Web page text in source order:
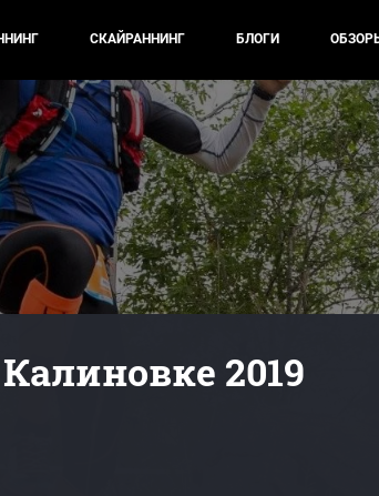
СКАЙРАННИНГ БЛОГИ
2019